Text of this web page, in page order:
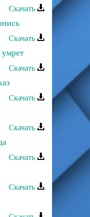
Скачать
Скачать
Скачать
Скачать
Скачать
Скачать
Скачать